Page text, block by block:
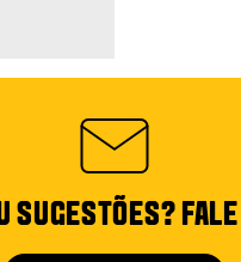
SUGESTÕES?